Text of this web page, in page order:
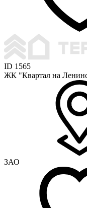
ID 1565
ЖК "Квартал на
ЗАО